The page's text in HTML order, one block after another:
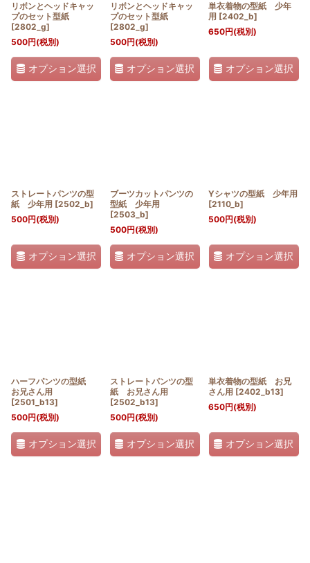
リボンとヘッドキャッ
プのセット型紙
[2802_g]
500円(税別)
オプション選択
リボンとヘッドキャッ
プのセット型紙
[2802_g]
500円(税別)
オプション選択
単衣着物の型紙 少年
用 [2402_b]
650円(税別)
オプション選択
ストレートパンツの型
紙 少年用 [2502_b]
500円(税別)
オプション選択
ブーツカットパンツの
型紙 少年用
[2503_b]
500円(税別)
オプション選択
Yシャツの型紙 少年用
[2110_b]
500円(税別)
オプション選択
ハーフパンツの型紙
お兄さん用
[2501_b13]
500円(税別)
オプション選択
ストレートパンツの型
紙 お兄さん用
[2502_b13]
500円(税別)
オプション選択
単衣着物の型紙 お兄
さん用 [2402_b13]
650円(税別)
オプション選択